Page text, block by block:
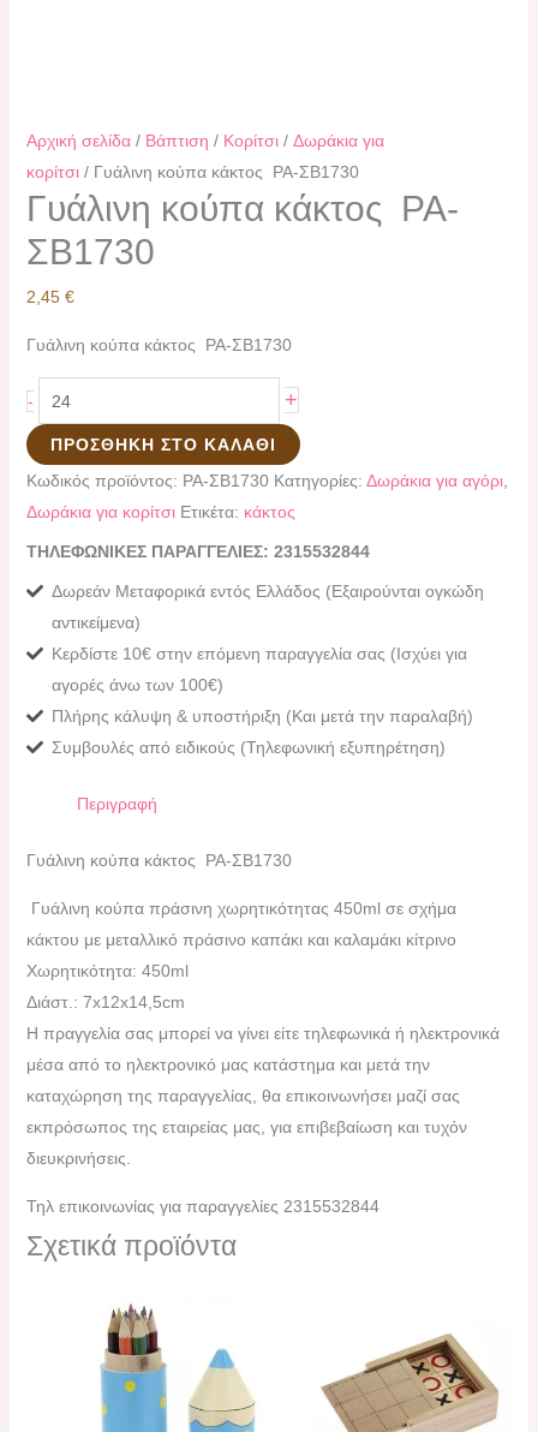
Αρχική σελίδα/ Βάπτιση / Κορίτσι/ Δωράκια για
κορίτσι/ Γυάλινη κούπα κάκτος PA-ΣΒ1730
Γυάλινη κούπα κάκτος PA-
ΣΒ1730
2,45 €
Γυάλινη κούπα κάκτος PA-ΣΒ1730
- +
ΠΡΟΣΘΉΚΗ ΣΤΟ ΚΑΛΆΘΙ
Κωδικός προϊόντος: PA-ΣΒ1730 Κατηγορίες: Δωράκια για αγόρι,
Δωράκια για κορίτσι Ετικέτα: κάκτος
ΤΗΛΕΦΩΝΙΚΕΣ ΠΑΡΑΓΓΕΛΙΕΣ: 2315532844
Δωρεάν Μεταφορικά εντός Ελλάδος (Εξαιρούνται ογκώδη
αντικείμενα)
Κερδίστε 10€ στην επόμενη παραγγελία σας (Ισχύει για
αγορές άνω των 100€)
Πλήρης κάλυψη & υποστήριξη (Και μετά την παραλαβή)
Συμβουλές από ειδικούς (Τηλεφωνική εξυπηρέτηση)
Περιγραφή
Γυάλινη κούπα κάκτος PA-ΣΒ1730
Γυάλινη κούπα πράσινη χωρητικότητας 450ml σε σχήμα
κάκτου με μεταλλικό πράσινο καπάκι και καλαμάκι κίτρινο
Χωρητικότητα: 450ml
Διάστ.: 7x12x14,5cm
H πραγγελία σας μπορεί να γίνει είτε τηλεφωνικά ή ηλεκτρονικά
μέσα από το ηλεκτρονικό μας κατάστημα και μετά την
καταχώρηση της παραγγελίας, θα επικοινωνήσει μαζί σας
εκπρόσωπος της εταιρείας μας, για επιβεβαίωση και τυχόν
διευκρινήσεις.
Τηλ επικοινωνίας για παραγγελίες 2315532844
Σχετικά προϊόντα